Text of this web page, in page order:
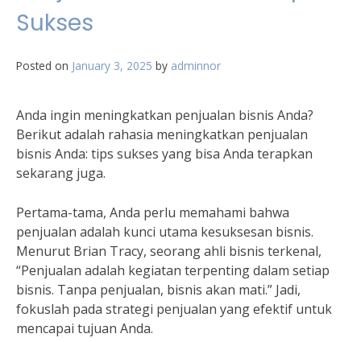
Sukses
Posted on January 3, 2025 by adminnor
Anda ingin meningkatkan penjualan bisnis Anda?
Berikut adalah rahasia meningkatkan penjualan
bisnis Anda: tips sukses yang bisa Anda terapkan
sekarang juga.
Pertama-tama, Anda perlu memahami bahwa
penjualan adalah kunci utama kesuksesan bisnis.
Menurut Brian Tracy, seorang ahli bisnis terkenal,
“Penjualan adalah kegiatan terpenting dalam setiap
bisnis. Tanpa penjualan, bisnis akan mati.” Jadi,
fokuslah pada strategi penjualan yang efektif untuk
mencapai tujuan Anda.